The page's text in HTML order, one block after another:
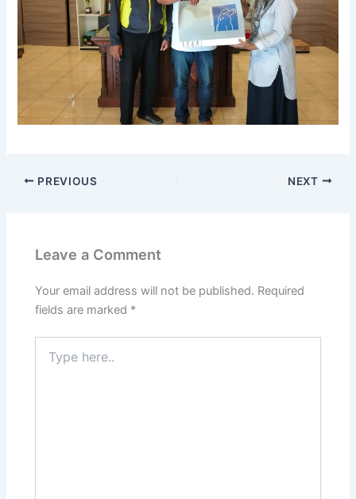
PREVIOUS NEXT
Leave a Comment
Your email address will not be published. Required
fields are marked *
here..